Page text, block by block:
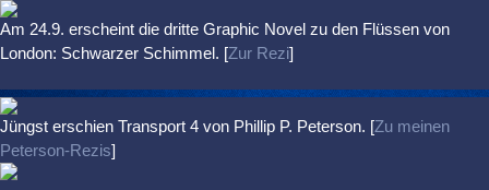
Am 24.9. erscheint die dritte Graphic Novel zu den Flüssen von
London: Schwarzer Schimmel. [Zur Rezi]
Jüngst erschien Transport 4 von Phillip P. Peterson. [Zu meinen
Peterson-Rezis]